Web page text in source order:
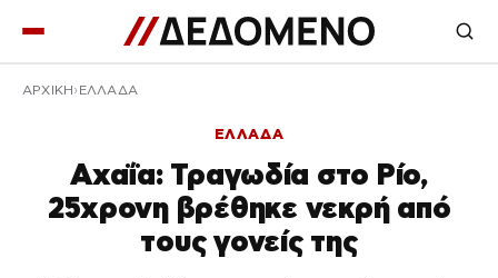
ΑΡΧΙΚΉ ΕΛΛΑΔΑ
ΕΛΛΑΔΑ
Αχαΐα: Τραγωδία στο Ρίο,
25χρονη βρέθηκε νεκρή από
τους γονείς της